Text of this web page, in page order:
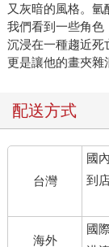
又灰暗的風格。氫
我們看到一些角色
沉浸在一種趨近死
更是讓他的畫夾雜
配送方式
台灣
國
到
海外
國